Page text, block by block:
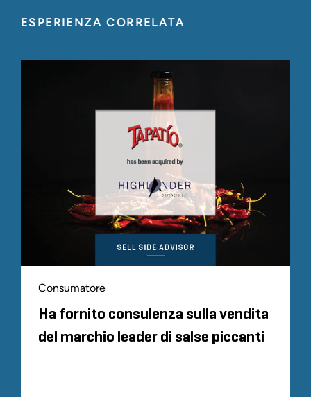
ESPERIENZA CORRELATA
Consumatore
Ha fornito consulenza sulla vendita
del marchio leader di salse piccanti